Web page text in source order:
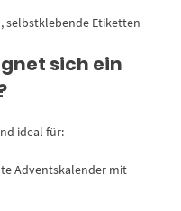
selbstklebende Etiketten
sich ein
ideal für:
Adventskalender mit